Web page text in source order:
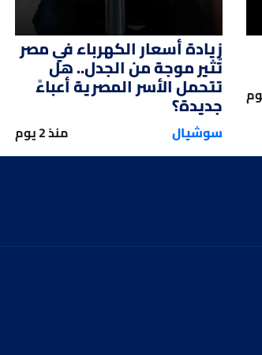
زيادة أسعار الكهرباء في مصر
تُثير موجة من الجدل.. هل
تتحمل الأسر المصرية أعباءً
جديدة؟
سوشيال منذ 2 يوم